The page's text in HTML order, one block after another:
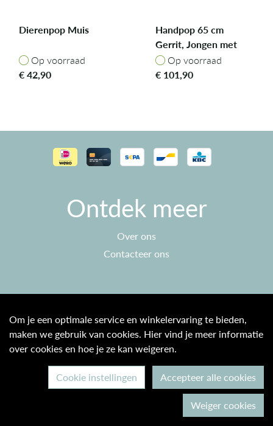
Dierenpop Muis
Op voorraad
Op voorraad
€42,90
Handpop 65 cm
Gerrit, Jongen met
Jeansvest
Op voorraad
Op voorraad
€ 101,90
Ontdek meer
Over ons
Contacteer ons
Algemene voorwaarden
Privacy beleid
© 2026 Max & Ine B2C
Om je een optimale service en winkelervaring te bieden,
maken we gebruik van cookies. Hier vind je meer informatie
over cookies en hoe je ze kan weigeren.
Cookie instellingen
Accepteer alle cookies
Weiger cookies